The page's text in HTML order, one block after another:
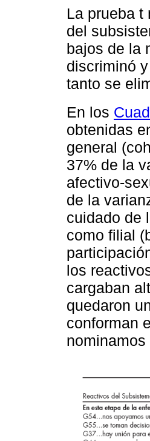
La prueba t
del
bajos de la
discriminó
tanto se
En los
obtenidas
general
37% de la
afectivo-
de la
cuidado de
como filial
los
cargaban
quedaron
conforman